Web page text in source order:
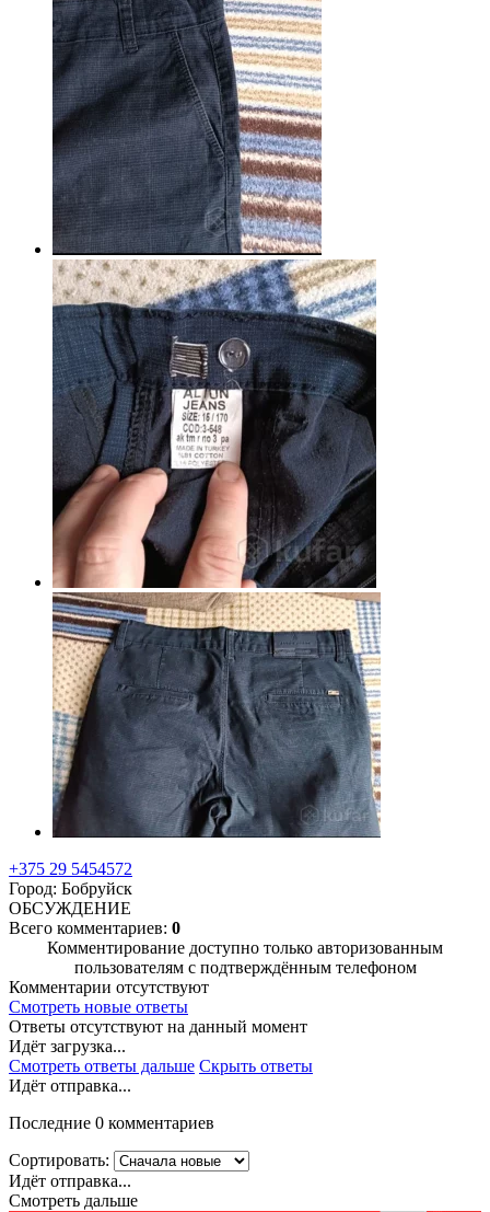
+375 29 5454572
Город: Бобруйск
ОБСУЖДЕНИЕ
Всего комментариев: 0
Комментирование доступно только авторизованным
пользователям с подтверждённым телефоном
Комментарии отсутствуют
Смотреть новые ответы
Ответы отсутствуют на данный момент
Идёт загрузка...
Смотреть ответы дальше Скрыть ответы
Идёт отправка...
Последние 0 комментариев
Сортировать:
Идёт отправка...
Смотреть дальше